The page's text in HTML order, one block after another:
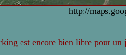
http://
est encore bien libre pour un